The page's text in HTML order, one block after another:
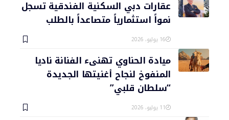
عقارات دبي السكنية الفندقية تسجل
نمواً استثمارياً متصاعداً بالطلب
16 يوليو، 2026
ميادة الحناوي تهنىء الفنانة ناديا
المنفوخ لنجاح أغنيتها الجديدة
“سلطان قلبي”
11 يوليو، 2026